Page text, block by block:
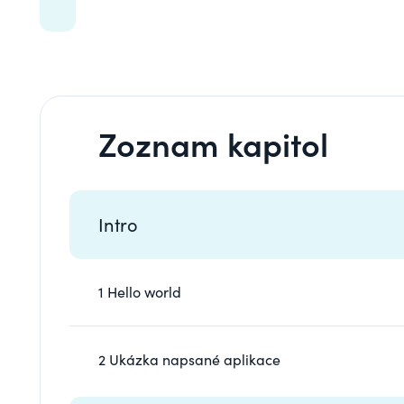
Zoznam kapitol
Intro
1 Hello world
2 Ukázka napsané aplikace